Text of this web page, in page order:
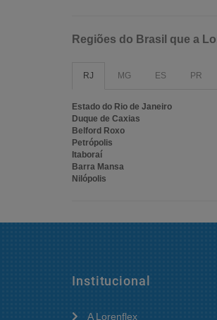
Regiões do Brasil que a
RJ MG ES PR
Estado do Rio de Janeiro
Duque de Caxias
Belford Roxo
Petrópolis
Itaboraí
Barra Mansa
Nilópolis
Institucional
A Lorenflex